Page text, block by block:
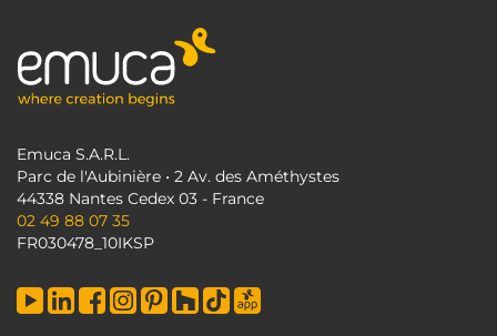
Emuca S.A.R.L.
Parc de l'Aubinière • 2 Av. des Améthystes
44338 Nantes Cedex 03 - France
02 49 88 07 35
FR030478_10IKSP